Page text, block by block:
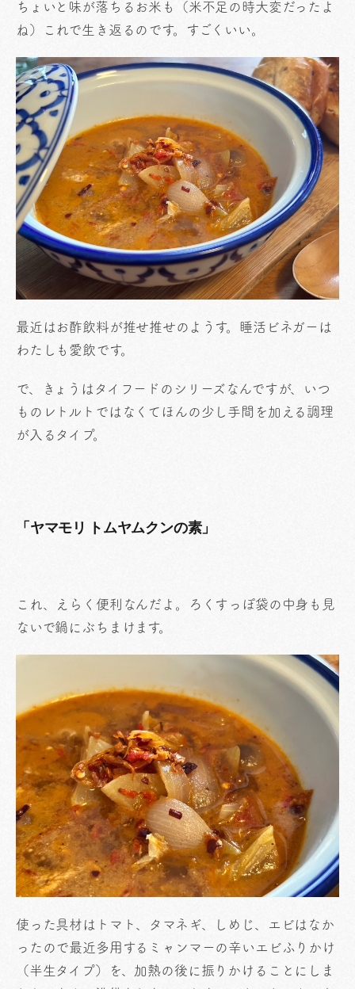
ちょいと味が落ちるお米も（米不足の時大変だったよ
ね）これで生き返るのです。すごくいい。
最近はお酢飲料が推せ推せのようす。睡活ビネガーは
わたしも愛飲です。
で、きょうはタイフードのシリーズなんですが、いつ
ものレトルトではなくてほんの少し手間を加える調理
が入るタイプ。
「ヤマモリ トムヤムクンの素」
これ、えらく便利なんだよ。ろくすっぽ袋の中身も見
ないで鍋にぶちまけます。
使った具材はトマト、タマネギ、しめじ、エビはなか
ったので最近多用するミャンマーの辛いエビふりかけ
（半生タイプ）を、加熱の後に振りかけることにしま